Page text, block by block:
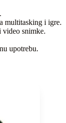
multitasking i igre.
video snimke.
upotrebu.